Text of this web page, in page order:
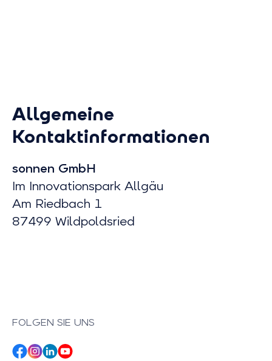
Allgemeine
Kontaktinformationen
sonnen GmbH
Im Innovationspark Allgäu
Am Riedbach 1
87499 Wildpoldsried
FOLGEN SIE UNS